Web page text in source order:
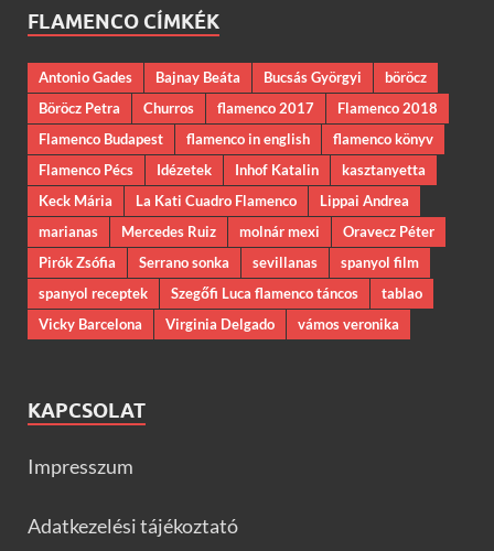
FLAMENCO CÍMKÉK
Antonio Gades Bajnay Beáta Bucsás Györgyi
böröcz
Böröcz Petra
Churros flamenco 2017
Flamenco 2018
Flamenco Budapest
flamenco in english
flamenco könyv
Flamenco Pécs
Idézetek Inhof Katalin
kasztanyetta
Keck Mária
La Kati Cuadro Flamenco
Lippai Andrea
marianas
Mercedes Ruiz molnár mexi
Oravecz Péter
Pirók Zsófia
Serrano sonka sevillanas
spanyol film
spanyol receptek
Szegőfi Luca flamenco táncos
tablao
Vicky Barcelona
Virginia Delgado vámos veronika
KAPCSOLAT
Impresszum
Adatkezelési tájékoztató